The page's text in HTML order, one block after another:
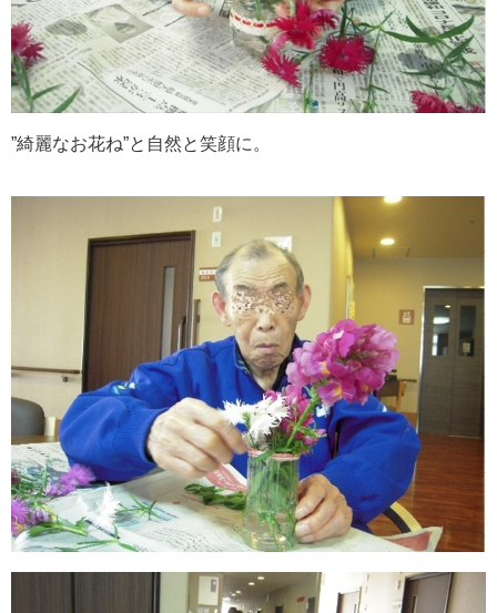
”綺麗なお花ね”と自然と笑顔に。